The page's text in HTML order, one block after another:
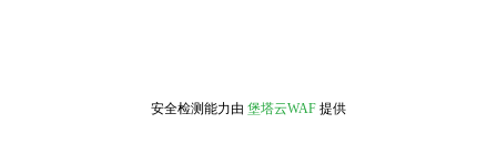
安全检测能力由 堡塔云WAF 提供